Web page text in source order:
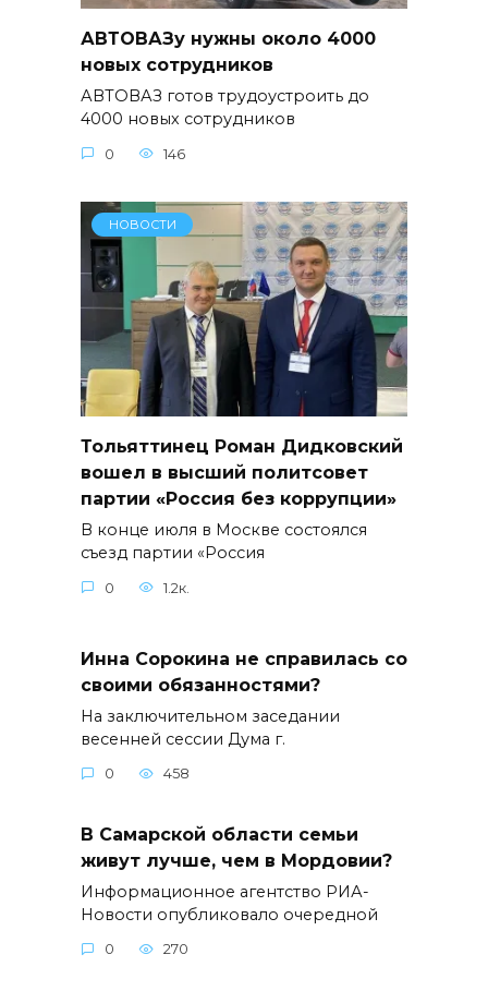
АВТОВАЗу нужны около 4000
новых сотрудников
АВТОВАЗ готов трудоустроить до
4000 новых сотрудников
0 146
НОВОСТИ
Тольяттинец Роман Дидковский
вошел в высший политсовет
партии «Россия без коррупции»
В конце июля в Москве состоялся
съезд партии «Россия
0 1.2к.
Инна Сорокина не справилась со
своими обязанностями?
На заключительном заседании
весенней сессии Дума г.
0 458
В Самарской области семьи
живут лучше, чем в Мордовии?
Информационное агентство РИА-
Новости опубликовало очередной
0 270